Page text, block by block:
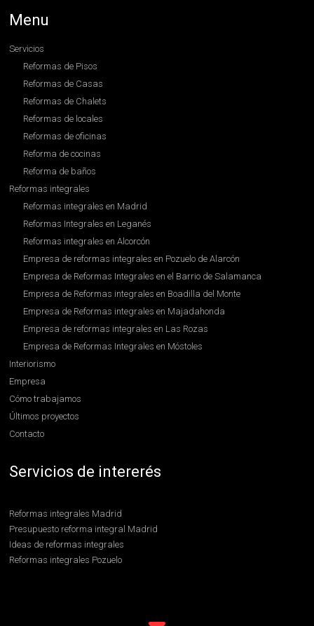
Menu
Servicios
Reformas de Pisos
Reformas de Casas
Reformas de Chalets
Reformas de locales
Reformas de oficinas
Reforma de cocinas
Reforma de baños
Reformas integrales
Reformas integrales en Madrid
Reformas Integrales en Leganés
Reformas integrales en Alcorcón
Empresa de reformas integrales en Pozuelo de Alarcón
Empresa de Reformas Integrales en el Barrio de Salamanca
Empresa de Reformas integrales en Boadilla del Monte
Empresa de Reformas integrales en Majadahonda
Empresa de reformas integrales en Las Rozas
Empresa de Reformas Integrales en Móstoles
Interiorismo
Empresa
Cómo trabajamos
Últimos proyectos
Contacto
Servicios de intererés
Reformas integrales Madrid
Presupuesto reforma integral Madrid
Ideas de reformas integrales
Reformas integrales Pozuelo